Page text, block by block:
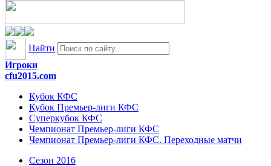
Найти
Игроки
cfu2015.com
Кубок КФС
Кубок Премьер-лиги КФС
Суперкубок КФС
Чемпионат Премьер-лиги КФС
Чемпионат Премьер-лиги КФС. Переходные матчи
Сезон 2016